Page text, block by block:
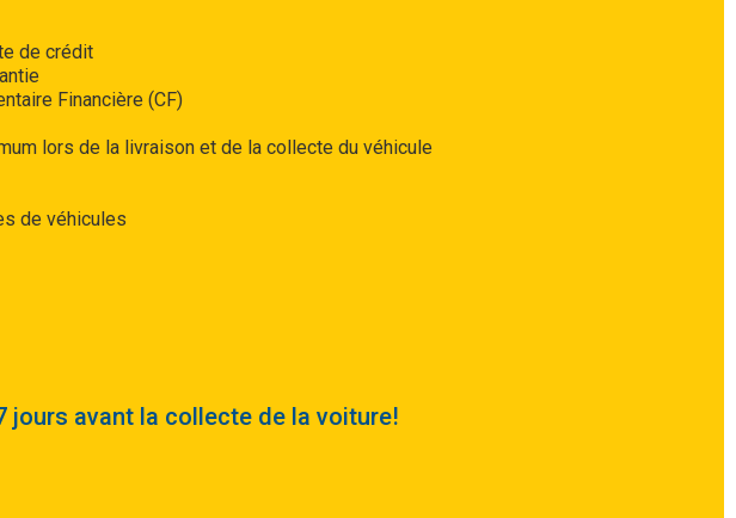
de crédit
Financière (CF)
lors de la livraison et de la collecte du véhicule
de véhicules
avant la collecte de la voiture!